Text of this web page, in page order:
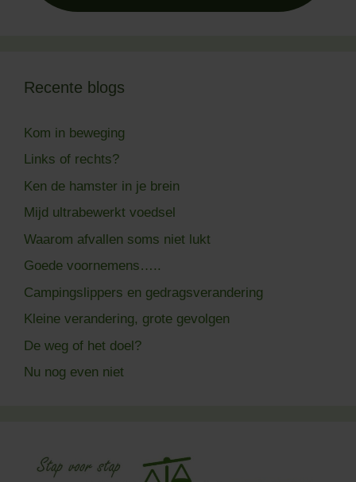
Recente blogs
Kom in beweging
Links of rechts?
Ken de hamster in je brein
Mijd ultrabewerkt voedsel
Waarom afvallen soms niet lukt
Goede voornemens…..
Campingslippers en gedragsverandering
Kleine verandering, grote gevolgen
De weg of het doel?
Nu nog even niet